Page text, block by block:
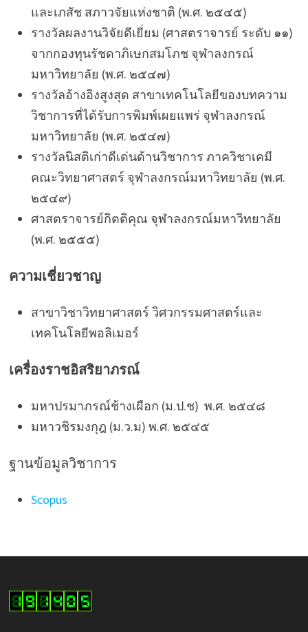
และเภสัช สภาวจัยแห่งชาติ (พ.ศ. ๒๕๔๕)
รางวัลผลงานวิจัยดีเยี่ยม (ศาสตราจารย์ ระดับ ๑๑)
จากกองทุนรัชดาภิเษกสมโภช จุฬาลงกรณ์
มหาวิทยาลัย (พ.ศ. ๒๕๔๗)
รางวัลอ้างอิงสูงสุด สาขาเทคโนโลยีของบทความ
วิชาการที่ได้รับการพิมพ์เผยแพร่ จุฬาลงกรณ์
มหาวิทยาลัย (พ.ศ. ๒๕๔๗)
รางวัลนิสติเก่าดีเด่นด้านวิชาการ ภาควิชาเคมี
คณะวิทยาศาสตร์ จุฬาลงกรณ์มหาวิทยาลัย (พ.ศ.
๒๕๔๙)
ศาสตราจารย์กิตติคุณ จุฬาลงกรณ์มหาวิทยาลัย
(พ.ศ. ๒๕๕๕)
ความเชี่ยวชาญ
สาขาวิชาวิทยาศาสตร์ วิศวกรรมศาสตร์และ
เทคโนโลยีพอลิเมอร์
เครื่องราชอิสริยาภรณ์
มหาปรมาภรณ์ช้างเผือก (ม.ป.ช) พ.ศ. ๒๕๔๘
มหาวชิรมงกุฎ (ม.ว.ม) พ.ศ. ๒๕๔๕
ฐานข้อมูลวิชาการ
Scopus